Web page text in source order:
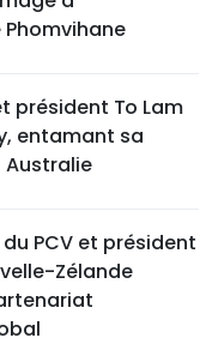
président To Lam
entamant sa
Australie
PCV et président
Zélande